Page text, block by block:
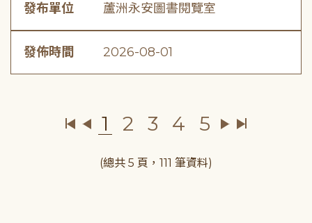
發布單位 蘆洲永安圖書閱覽室
發佈時間 2026-08-01
1 2 3 4 5
(總共 5 頁，111 筆資料)